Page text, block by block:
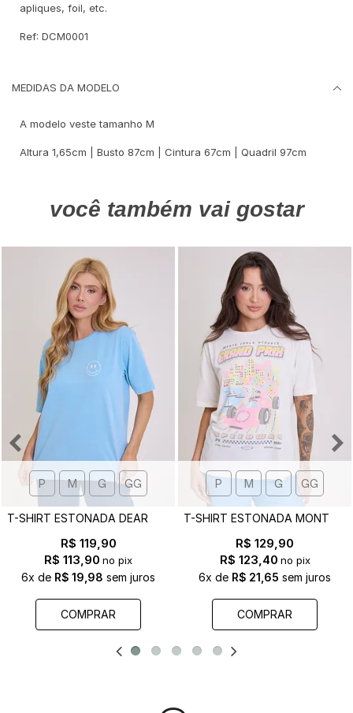
apliques, foil, etc.
Ref: DCM0001
MEDIDAS DA MODELO
A modelo veste tamanho M
Altura 1,65cm | Busto 87cm | Cintura 67cm | Quadril 97cm
você também vai gostar
P M G GG
R$ 119,90
R$ 113,90 no pix
6x de R$ 19,98 sem juros
COMPRAR
P M G GG
R$ 129,90
R$ 123,40 no pix
6x de R$ 21,65 sem juros
COMPRAR